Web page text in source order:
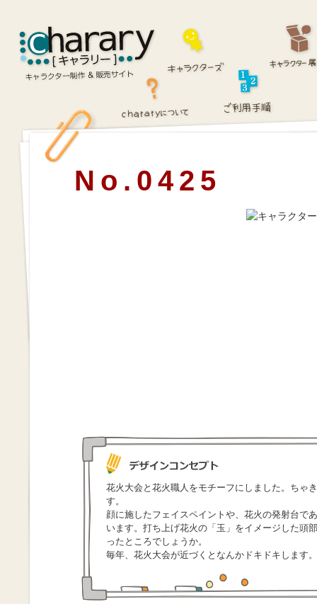
No.0425
花火大会と花火職人をモチーフにしました。ちゃ
す。
顔に施したフェイスペイントや、花火の発射台で
います。打ち上げ花火の「玉」をイメージした
ったところでしょうか。
毎年、花火大会が近づくとなんかドキドキします